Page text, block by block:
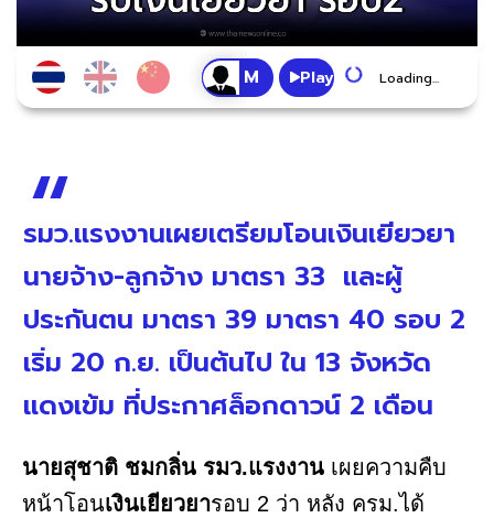
Play Loading...
รมว.แรงงานเผยเตรียมโอนเงินเยียวยา
นายจ้าง-ลูกจ้าง มาตรา 33 และผู้
ประกันตน มาตรา 39 มาตรา 40 รอบ 2
เริ่ม 20 ก.ย. เป็นต้นไป ใน 13 จังหวัด
แดงเข้ม ที่ประกาศล็อกดาวน์ 2 เดือน
นายสุชาติ ชมกลิ่น รมว.แรงงาน เผยความคืบ
หน้าโอนเงินเยียวยารอบ 2 ว่า หลัง ครม.ได้